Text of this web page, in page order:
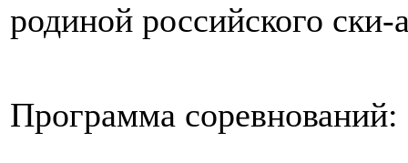
родиной российского ски-
Программа соревнований: